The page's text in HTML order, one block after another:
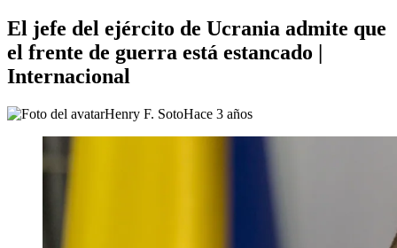
El jefe del ejército de Ucrania admite que
el frente de guerra está estancado |
Internacional
Henry F. SotoHace 3 años